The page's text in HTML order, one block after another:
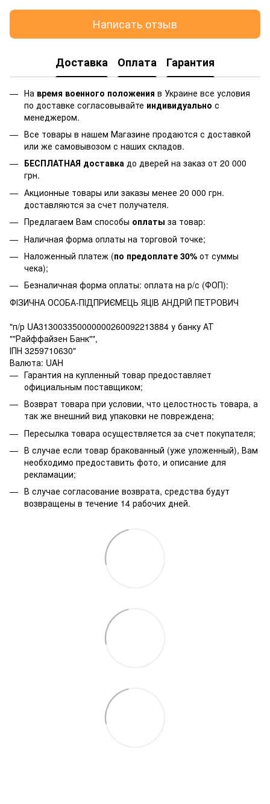
Написать отзыв
Доставка Оплата Гарантия
На время военного положения в Украине все условия
по доставке согласовывайте индивидуально с
менеджером.
Все товары в нашем Магазине продаются с доставкой
или же самовывозом с наших складов.
БЕСПЛАТНАЯ доставка до дверей на заказ от 20 000
грн.
Акционные товары или заказы менее 20 000 грн.
доставляются за счет получателя.
Предлагаем Вам способы оплаты за товар:
Наличная форма оплаты на торговой точке;
Наложенный платеж (по предоплате 30% от суммы
чека);
Безналичная форма оплаты: оплата на р/с (ФОП):
ФІЗИЧНА ОСОБА-ПІДПРИЄМЕЦЬ ЯЦІВ АНДРІЙ ПЕТРОВИЧ
"п/р UA313003350000000260092213884 у банку АТ
""Райффайзен Банк"",
ІПН 3259710630"
Валюта: UAH
Гарантия на купленный товар предоставляет
официальным поставщиком;
Возврат товара при условии, что целостность товара, а
так же внешний вид упаковки не повреждена;
Пересылка товара осуществляется за счет покупателя;
В случае если товар бракованный (уже уложенный), Вам
необходимо предоставить фото, и описание для
рекламации;
В случае согласование возврата, средства будут
возвращены в течение 14 рабочих дней.